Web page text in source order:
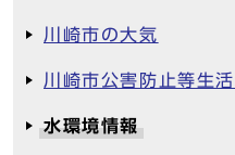
川崎市の大気
川崎市公害防止等生
水環境情報